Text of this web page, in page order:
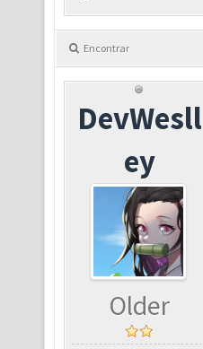
Encontrar
DevWesll
ey
Older